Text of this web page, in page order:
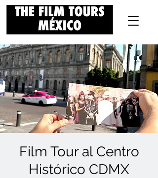
Film Tour al Centro
Histórico CDMX